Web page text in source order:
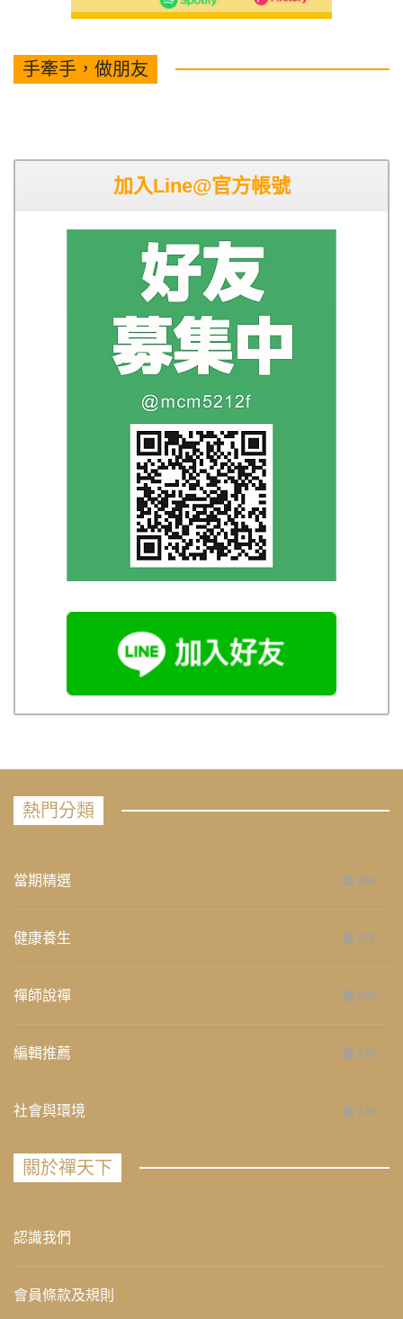
手牽手，做朋友
加入Line@官方帳號
熱門分類
當期精選 658
健康養生 276
禪師說禪 268
編輯推薦 236
社會與環境 235
關於禪天下
認識我們
會員條款及規則